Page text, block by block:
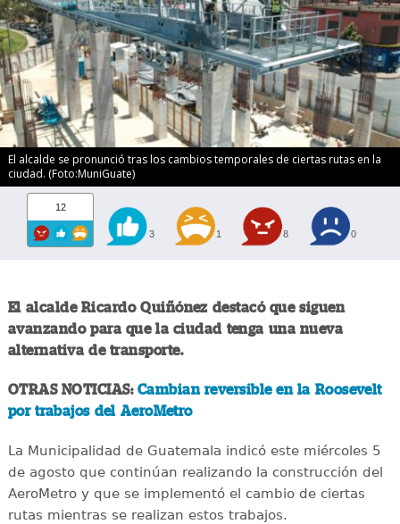
El alcalde se pronunció tras los cambios temporales de ciertas rutas en la
ciudad. (Foto:MuniGuate)
12
3 1 8 0
El alcalde Ricardo Quiñónez destacó que siguen
avanzando para que la ciudad tenga una nueva
alternativa de transporte.
OTRAS NOTICIAS: Cambian reversible en la Roosevelt
por trabajos del AeroMetro
La Municipalidad de Guatemala indicó este miércoles 5
de agosto que continúan realizando la construcción del
AeroMetro y que se implementó el cambio de ciertas
rutas mientras se realizan estos trabajos.